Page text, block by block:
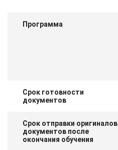
Программа
Срок готовности
документов
Срок отправки оригиналов
документов после
окончания обучения